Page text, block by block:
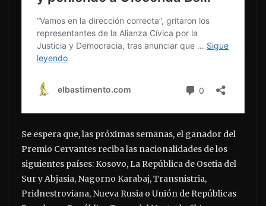
Se espera que, las próximas semanas, el ganador del
Premio Cervantes reciba las nacionalidades de los
siguientes países: Kosovo, La República de Osetia del
Sur y Abjasia, Nagorno Karabaj, Transnistria,
Pridnestroviana, Nueva Rusia o Unión de Repúblicas